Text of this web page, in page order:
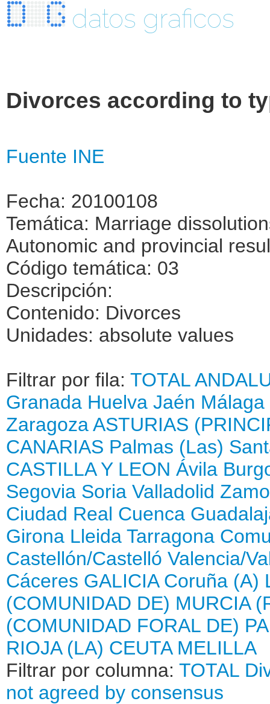
datos graficos
Divorces according to
Fuente INE
Fecha: 20100108
Temática: Marriage
Autonomic and provincial
Código temática: 03
Descripción:
Contenido: Divorces
Unidades: absolute values
Filtrar por fila: TOTAL
Granada Huelva Jaén Málaga
ZaragozaASTURIAS
CANARIAS Palmas (Las)
CASTILLA Y LEON Ávila
Segovia Soria Valladolid
Ciudad Real Cuenca
Girona Lleida Tarragona
Castellón/Castelló Valencia/
Cáceres GALICIA Coruña (A)
(COMUNIDAD DE) MURCIA
(COMUNIDAD FORAL DE)
RIOJA (LA) CEUTA MELILLA
Filtrar por columna: TOTAL
not agreed by consensus